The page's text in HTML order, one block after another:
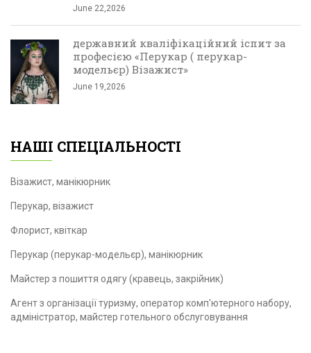
June 22,2026
державний кваліфікаційний іспит за
професією «Перукар ( перукар-
модельєр) Візажист»
June 19,2026
НАШІ СПЕЦІАЛЬНОСТІ
Візажист, манікюрник
Перукар, візажист
Флорист, квіткар
Перукар (перукар-модельєр), манікюрник
Майстер з пошиття одягу (кравець, закрійник)
Агент з організації туризму, оператор комп'ютерного набору,
адміністратор, майстер готельного обслуговування